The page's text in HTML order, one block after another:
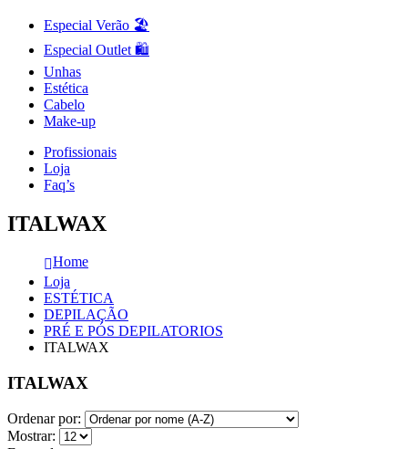
Especial Verão 🏖️
Especial Outlet 🛍️
Unhas
Estética
Cabelo
Make-up
Profissionais
Loja
Faq’s
ITALWAX
Home
Loja
ESTÉTICA
DEPILAÇÃO
PRÉ E PÓS DEPILATORIOS
ITALWAX
ITALWAX
Ordenar por:
Mostrar: